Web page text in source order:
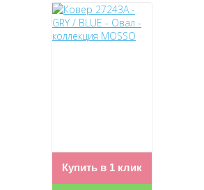
Купить в 1 клик